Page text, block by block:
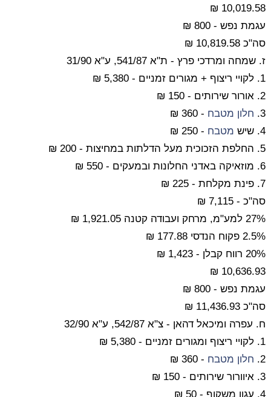
10,019.58 ₪
עגמת נפש - 800 ₪
סה"כ 10,819.58 ₪
ז. שמחה ומרדכי פרץ - ת"א 541/87, ע"א 31/90
1. לקויי ריצוף + מגורים זמניים - 5,380 ₪
2. אורור שירותים - 150 ₪
3. חלון מטבח - 360 ₪
4. שיש
מטבח - 250 ₪
5. החלפת הזכוכית מעל הדלתות במחיצות - 200 ₪
6. מוזאיקה באדני החלונות ובמעקים - 550 ₪
7. פינת מקלחת - 225 ₪
סה"כ - 7,115 ₪
27% למע"מ, מרחק ועבודה קטנה 1,921.05 ₪
2.5% פקוח הנדסי 177.88 ₪
20% רווח קבלן - 1,423 ₪
10,636.93 ₪
עגמת נפש - 800 ₪
סה"כ 11,436.93 ₪
ח. עפרה ומיכאל דהאן - צ"א 542/87, ע"א 32/90
1. לקויי ריצוף ומגורים זמניים - 5,380 ₪
2.
חלון מטבח - 360 ₪
3. איוורור שירותים - 150 ₪
4. עגון משקוף - 50 ₪